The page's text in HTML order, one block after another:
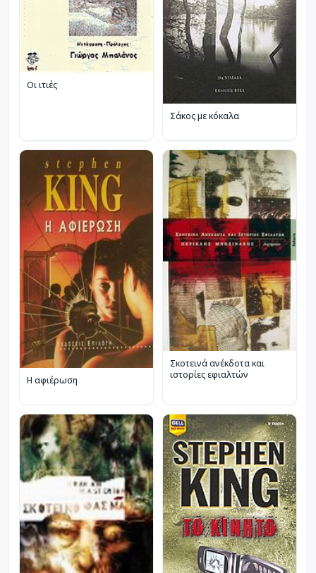
Οι ιτιές
Σάκος με κόκαλα
Η αφιέρωση
Σκοτεινά ανέκδοτα και
ιστορίες εφιαλτών